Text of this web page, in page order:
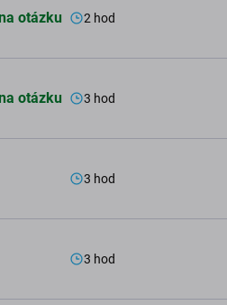
otázku 2 hod
otázku 3 hod
3 hod
3 hod